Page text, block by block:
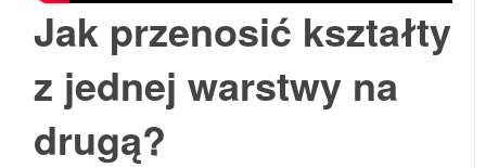
Jak przenosić kształty
z jednej warstwy na
drugą?